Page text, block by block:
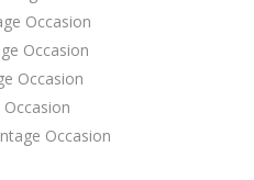
Occasion
Occasion
Occasion
Occasion